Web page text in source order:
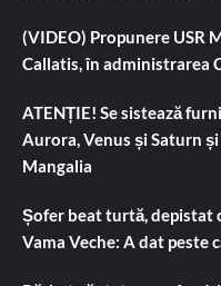
(VIDEO) Propunere USR
Callatis, în administrarea
ATENȚIE! Se sistează
Aurora, Venus și Saturn
Mangalia
Șofer beat turtă, depistat
Vama Veche: A dat peste